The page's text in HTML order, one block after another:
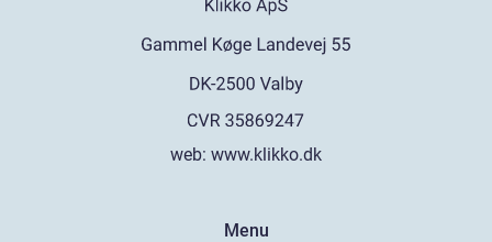
web: www.klikko.dk
Menu